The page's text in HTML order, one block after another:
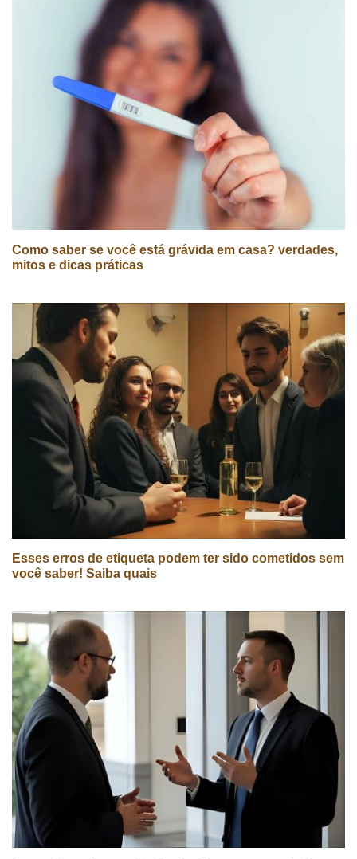
Como saber se você está grávida em casa? verdades,
mitos e dicas práticas
Esses erros de etiqueta podem ter sido cometidos sem
você saber! Saiba quais